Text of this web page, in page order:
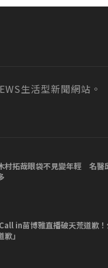
生活型新聞網站。
村拓哉眼袋不見變年輕 名醫
in苗博雅直播破天荒道歉
」